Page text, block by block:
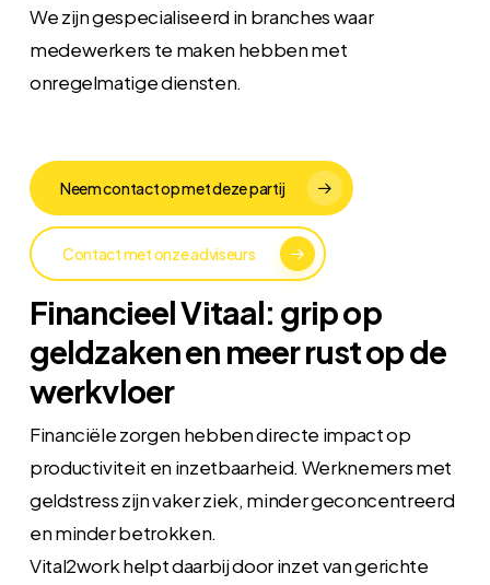
We zijn gespecialiseerd in branches waar
medewerkers te maken hebben met
onregelmatige diensten.
Neem contact op met deze partij
Contact met onze adviseurs
Financieel Vitaal: grip op
geldzaken en meer rust op de
werkvloer
Financiële zorgen hebben directe impact op
productiviteit en inzetbaarheid. Werknemers met
geldstress zijn vaker ziek, minder geconcentreerd
en minder betrokken.
Vital2work helpt daarbij door inzet van gerichte